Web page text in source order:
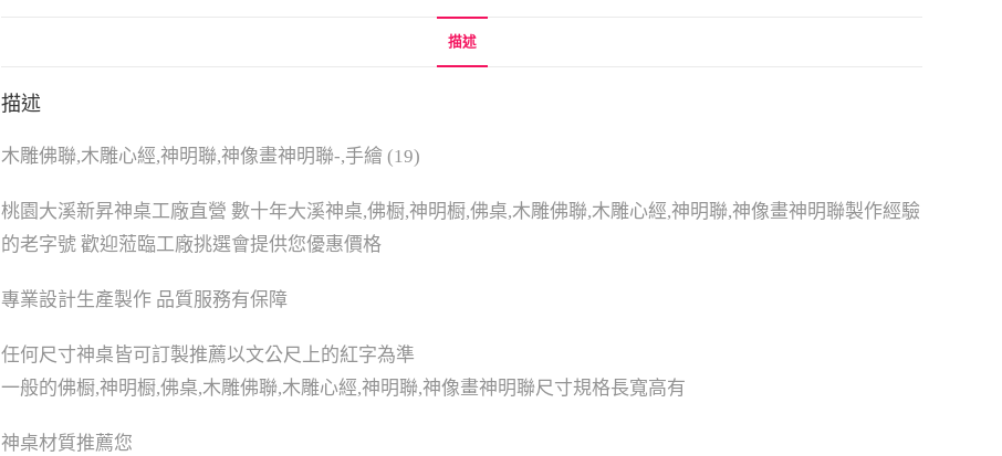
描述
描述
木雕佛聯,木雕心經,神明聯,神像畫神明聯-,手繪 (19)
桃園大溪新昇神桌工廠直營 數十年大溪神桌,佛橱,神明橱,佛桌,木雕佛聯,木雕心經,神明聯,神像畫神明聯製作經驗
的老字號 歡迎蒞臨工廠挑選會提供您優惠價格
專業設計生產製作 品質服務有保障
任何尺寸神桌皆可訂製推薦以文公尺上的紅字為準
一般的佛橱,神明橱,佛桌,木雕佛聯,木雕心經,神明聯,神像畫神明聯尺寸規格長寬高有
神桌材質推薦您